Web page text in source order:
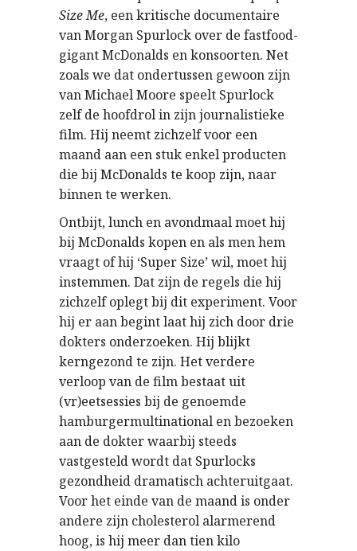
Size Me, een kritische documentaire
van Morgan Spurlock over de fastfood-
gigant McDonalds en konsoorten. Net
zoals we dat ondertussen gewoon zijn
van Michael Moore speelt Spurlock
zelf de hoofdrol in zijn journalistieke
film. Hij neemt zichzelf voor een
maand aan een stuk enkel producten
die bij McDonalds te koop zijn, naar
binnen te werken.
Ontbijt, lunch en avondmaal moet hij
bij McDonalds kopen en als men hem
vraagt of hij ‘Super Size’ wil, moet hij
instemmen. Dat zijn de regels die hij
zichzelf oplegt bij dit experiment. Voor
hij er aan begint laat hij zich door drie
dokters onderzoeken. Hij blijkt
kerngezond te zijn. Het verdere
verloop van de film bestaat uit
(vr)eetsessies bij de genoemde
hamburgermultinational en bezoeken
aan de dokter waarbij steeds
vastgesteld wordt dat Spurlocks
gezondheid dramatisch achteruitgaat.
Voor het einde van de maand is onder
andere zijn cholesterol alarmerend
hoog, is hij meer dan tien kilo